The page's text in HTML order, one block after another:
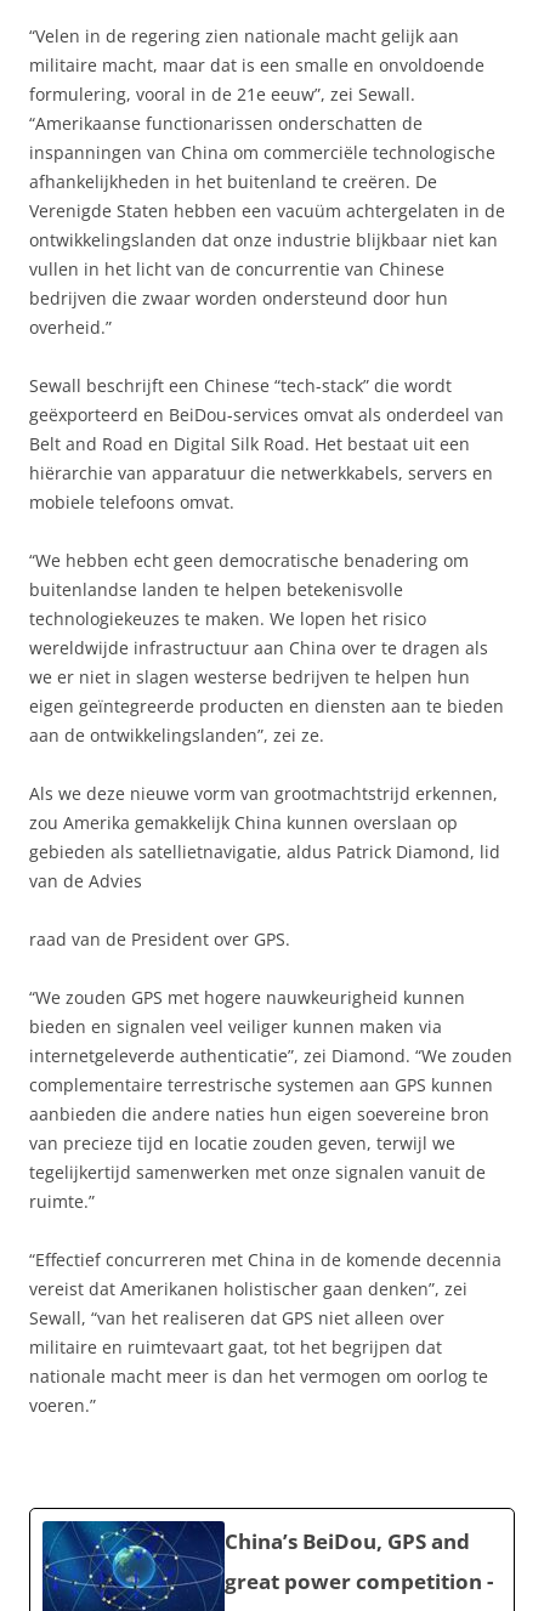
“Velen in de regering zien nationale macht gelijk aan
militaire macht, maar dat is een smalle en onvoldoende
formulering, vooral in de 21e eeuw”, zei Sewall.
“Amerikaanse functionarissen onderschatten de
inspanningen van China om commerciële technologische
afhankelijkheden in het buitenland te creëren. De
Verenigde Staten hebben een vacuüm achtergelaten in de
ontwikkelingslanden dat onze industrie blijkbaar niet kan
vullen in het licht van de concurrentie van Chinese
bedrijven die zwaar worden ondersteund door hun
overheid.”
Sewall beschrijft een Chinese “tech-stack” die wordt
geëxporteerd en BeiDou-services omvat als onderdeel van
Belt and Road en Digital Silk Road. Het bestaat uit een
hiërarchie van apparatuur die netwerkkabels, servers en
mobiele telefoons omvat.
“We hebben echt geen democratische benadering om
buitenlandse landen te helpen betekenisvolle
technologiekeuzes te maken. We lopen het risico
wereldwijde infrastructuur aan China over te dragen als
we er niet in slagen westerse bedrijven te helpen hun
eigen geïntegreerde producten en diensten aan te bieden
aan de ontwikkelingslanden”, zei ze.
Als we deze nieuwe vorm van grootmachtstrijd erkennen,
zou Amerika gemakkelijk China kunnen overslaan op
gebieden als satellietnavigatie, aldus Patrick Diamond, lid
van de Advies
raad van de President over GPS.
“We zouden GPS met hogere nauwkeurigheid kunnen
bieden en signalen veel veiliger kunnen maken via
internetgeleverde authenticatie”, zei Diamond. “We zouden
complementaire terrestrische systemen aan GPS kunnen
aanbieden die andere naties hun eigen soevereine bron
van precieze tijd en locatie zouden geven, terwijl we
tegelijkertijd samenwerken met onze signalen vanuit de
ruimte.”
“Effectief concurreren met China in de komende decennia
vereist dat Amerikanen holistischer gaan denken”, zei
Sewall, “van het realiseren dat GPS niet alleen over
militaire en ruimtevaart gaat, tot het begrijpen dat
nationale macht meer is dan het vermogen om oorlog te
voeren.”
China’s BeiDou, GPS and
great power competition -